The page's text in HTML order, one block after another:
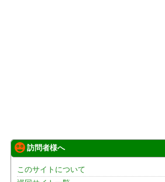
訪問者様へ
このサイトについて